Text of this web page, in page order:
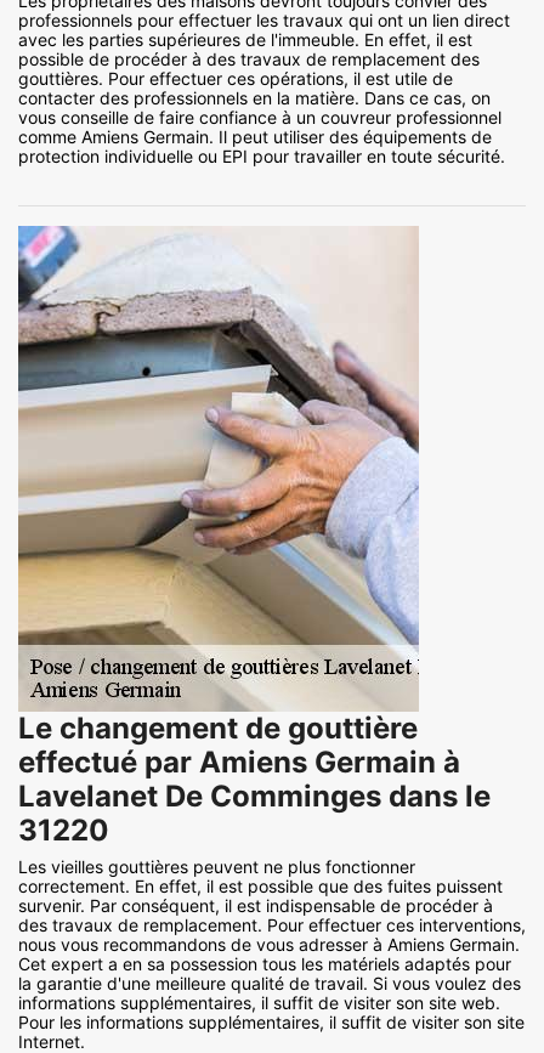
professionnels pour effectuer les travaux qui ont un lien direct
avec les parties supérieures de l'immeuble. En effet, il est
possible de procéder à des travaux de remplacement des
gouttières. Pour effectuer ces opérations, il est utile de
contacter des professionnels en la matière. Dans ce cas, on
vous conseille de faire confiance à un couvreur professionnel
comme Amiens Germain. Il peut utiliser des équipements de
protection individuelle ou EPI pour travailler en toute sécurité.
Le changement de gouttière
effectué par Amiens Germain à
Lavelanet De Comminges dans le
31220
Les vieilles gouttières peuvent ne plus fonctionner
correctement. En effet, il est possible que des fuites puissent
survenir. Par conséquent, il est indispensable de procéder à
des travaux de remplacement. Pour effectuer ces interventions,
nous vous recommandons de vous adresser à Amiens Germain.
Cet expert a en sa possession tous les matériels adaptés pour
la garantie d'une meilleure qualité de travail. Si vous voulez des
informations supplémentaires, il suffit de visiter son site web.
Pour les informations supplémentaires, il suffit de visiter son site
Internet.